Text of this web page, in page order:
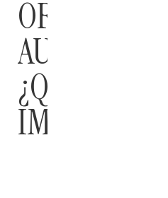
ORGANISMOS
AUTÓNOMOS:
¿QUÉ
IMPLICA?